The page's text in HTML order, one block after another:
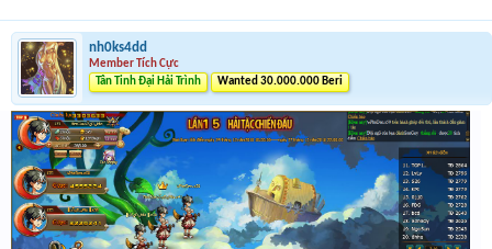
nh0ks4dd
Member Tích Cực
Tân Tinh Đại Hải Trình
Wanted 30.000.000 Beri